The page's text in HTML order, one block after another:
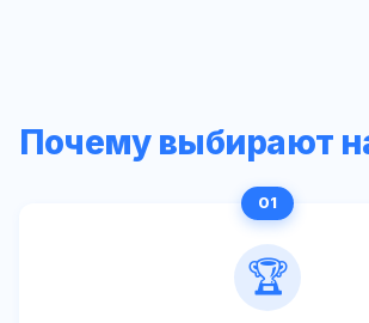
Почему выбирают
🏆